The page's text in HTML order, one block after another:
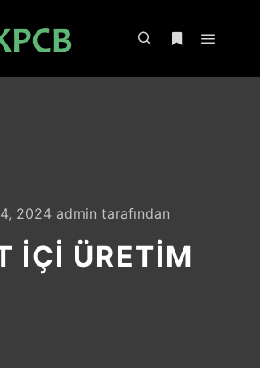
2024 admin tarafından
İÇI ÜRETIM